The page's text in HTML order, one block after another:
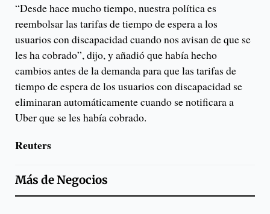
“Desde hace mucho tiempo, nuestra política es
reembolsar las tarifas de tiempo de espera a los
usuarios con discapacidad cuando nos avisan de que se
les ha cobrado”, dijo, y añadió que había hecho
cambios antes de la demanda para que las tarifas de
tiempo de espera de los usuarios con discapacidad se
eliminaran automáticamente cuando se notificara a
Uber que se les había cobrado.
Reuters
Más deNegocios